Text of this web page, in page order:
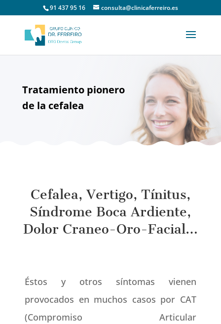
91 437 95 16 consulta@clinicaferreiro.es
Tratamiento pionero
de la cefalea
Cefalea, Vertigo, Tínitus,
Síndrome Boca Ardiente,
Dolor Craneo-Oro-Facial…
Éstos y otros síntomas vienen
provocados en muchos casos por CAT
(Compromiso Articular